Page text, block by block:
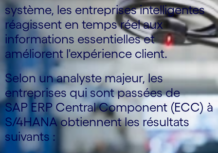
système, les entreprises intelligentes
réagissent en temps réel aux
informations essentielles et
améliorent l'expérience client.
Selon un analyste majeur, les
entreprises qui sont passées de
SAP ERP Central Component (ECC) à
S/4HANA obtiennent les résultats
suivants :